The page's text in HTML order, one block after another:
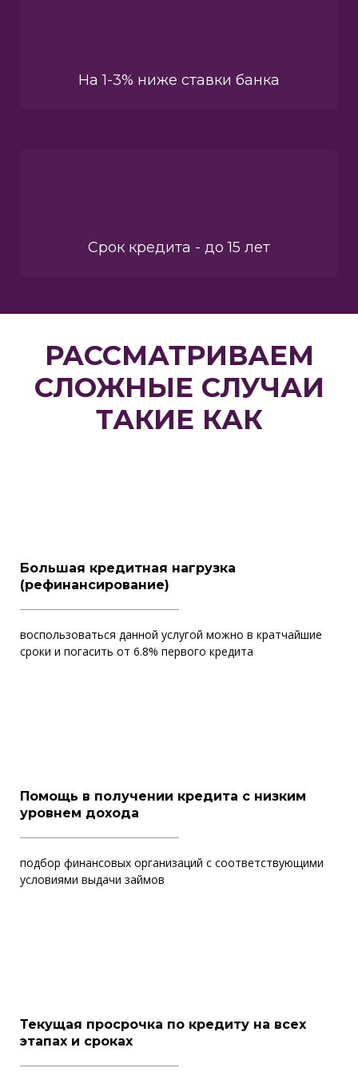
На 1-3% ниже ставки банка
Срок кредита - до 15 лет
РАССМАТРИВАЕМ
СЛОЖНЫЕ СЛУЧАИ
ТАКИЕ КАК
Большая кредитная нагрузка
(рефинансирование)
воспользоваться данной услугой можно в кратчайшие
сроки и погасить от 6.8% первого кредита
Помощь в получении кредита с низким
уровнем дохода
подбор финансовых организаций с соответствующими
условиями выдачи займов
Текущая просрочка по кредиту на всех
этапах и сроках